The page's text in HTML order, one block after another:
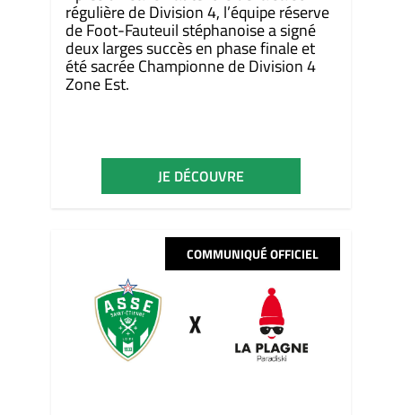
régulière de Division 4, l’équipe réserve
de Foot-Fauteuil stéphanoise a signé
deux larges succès en phase finale et
été sacrée Championne de Division 4
Zone Est.
JE DÉCOUVRE
COMMUNIQUÉ OFFICIEL